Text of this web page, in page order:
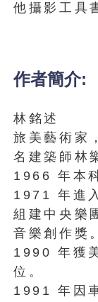
他攝影工具
作者簡介:
林銘述
旅美藝術家
名建築師林
1966 年本
1971 年進
組建中央樂
音樂創作獎。
1990 年獲
位。
1991 年因